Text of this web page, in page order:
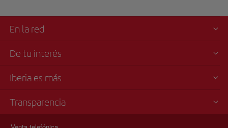
En la red
De tu interés
Iberia es más
Transparencia